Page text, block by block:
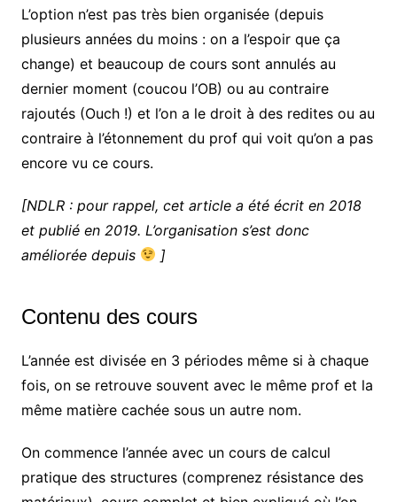
L’option n’est pas très bien organisée (depuis
plusieurs années du moins : on a l’espoir que ça
change) et beaucoup de cours sont annulés au
dernier moment (coucou l’OB) ou au contraire
rajoutés (Ouch !) et l’on a le droit à des redites ou au
contraire à l’étonnement du prof qui voit qu’on a pas
encore vu ce cours.
[NDLR : pour rappel, cet article a été écrit en 2018
et publié en 2019. L’organisation s’est donc
améliorée depuis
]
Contenu des cours
L’année est divisée en 3 périodes même si à chaque
fois, on se retrouve souvent avec le même prof et la
même matière cachée sous un autre nom.
On commence l’année avec un cours de calcul
pratique des structures (comprenez résistance des